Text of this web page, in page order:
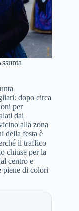
dopo circa
per
dai
alla zona
della festa è
il traffico
chiuse per la
centro e
piene di colori